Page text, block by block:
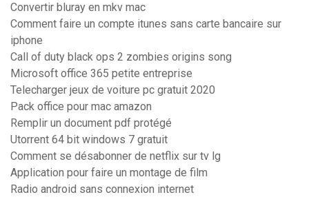
Convertir bluray en mkv mac
Comment faire un compte itunes sans carte bancaire sur
iphone
Call of duty black ops 2 zombies origins song
Microsoft office 365 petite entreprise
Telecharger jeux de voiture pc gratuit 2020
Pack office pour mac amazon
Remplir un document pdf protégé
Utorrent 64 bit windows 7 gratuit
Comment se désabonner de netflix sur tv lg
Application pour faire un montage de film
Radio android sans connexion internet